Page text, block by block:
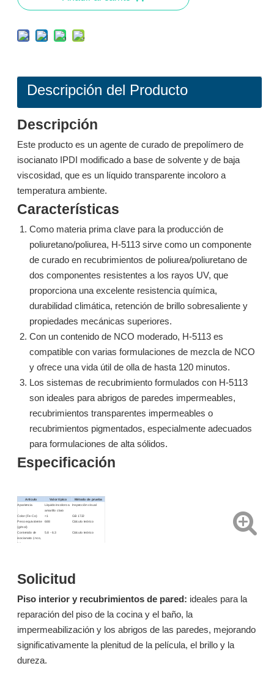
Preguntar Preguntar
Resina poliaspártica a base de poliéter LR-1330
Preguntar
Descripción del Producto
Descripción
Este producto es un agente de curado de prepolímero de
isocianato IPDI modificado a base de solvente y de baja
viscosidad, que es un líquido transparente incoloro a
temperatura ambiente.
Características
Como materia prima clave para la producción de
poliuretano/poliurea, H-5113 sirve como un componente
de curado en recubrimientos de poliurea/poliuretano de
dos componentes resistentes a los rayos UV, que
proporciona una excelente resistencia química,
durabilidad climática, retención de brillo sobresaliente y
propiedades mecánicas superiores.
Con un contenido de NCO moderado, H-5113 es
compatible con varias formulaciones de mezcla de NCO
y ofrece una vida útil de olla de hasta 120 minutos.
Los sistemas de recubrimiento formulados con H-5113
son ideales para abrigos de paredes impermeables,
recubrimientos transparentes impermeables o
recubrimientos pigmentados, especialmente adecuados
para formulaciones de alta sólidos.
Especificación
Artículo Valor típico Método de prueba
Apariencia Líquido incoloro a
amarillo claro
Inspección visual
Color (Fe-Co) <1
GB 1722
Peso equivalente
(g/mol)
688 Cálculo teórico
Contenido de
isocianato (-nco,
%)
5.8 - 6.3 Cálculo teórico
(%)
Solicitud
Piso interior y recubrimientos de pared: ideales para la
reparación del piso de la cocina y el baño, la
impermeabilización y los abrigos de las paredes, mejorando
significativamente la plenitud de la película, el brillo y la
dureza.